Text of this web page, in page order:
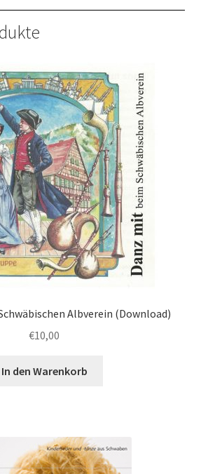
Albverein (Download)
€10,00
In den Warenkorb